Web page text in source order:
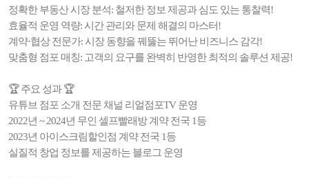
정확한 부동산 시장 분석: 철저한 정보 제공과 심도 있는 통찰력!
효율적 운영 역량: 시간 관리와 문제 해결의 마스터!
계약·협상 전문가: 시장 동향을 꿰뚫는 뛰어난 비즈니스 감각!
맞춤형 점포 매칭: 고객의 요구를 완벽히 반영한 최적의 솔루션 제공!
🏆 주요 성과 🏆
유튜브 점포 소개 전문 채널 리얼점포TV 운영
2022년 ~ 2024년 무인 셀프빨래방 계약 전국 1등
2023년 아이스크림할인점 계약 전국 1등
실질적 창업 정보를 제공하는 블로그 운영